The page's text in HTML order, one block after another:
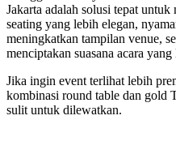
Jakarta adalah solusi tepat
seating yang lebih elegan,
meningkatkan tampilan venue,
menciptakan suasana acara
Jika ingin event terlihat lebih
kombinasi round table dan gold
sulit untuk dilewatkan.